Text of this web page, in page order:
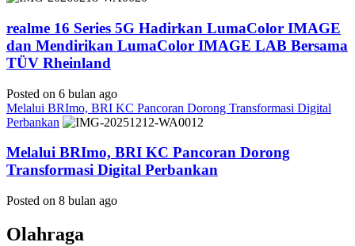
realme 16 Series 5G Hadirkan LumaColor IMAGE
dan Mendirikan LumaColor IMAGE LAB Bersama
TÜV Rheinland
Posted on 6 bulan ago
Melalui BRImo, BRI KC Pancoran Dorong Transformasi Digital
Perbankan
Melalui BRImo, BRI KC Pancoran Dorong
Transformasi Digital Perbankan
Posted on 8 bulan ago
Olahraga